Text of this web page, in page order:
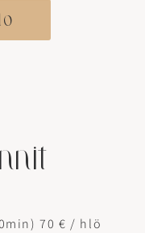
70 € / hlö​